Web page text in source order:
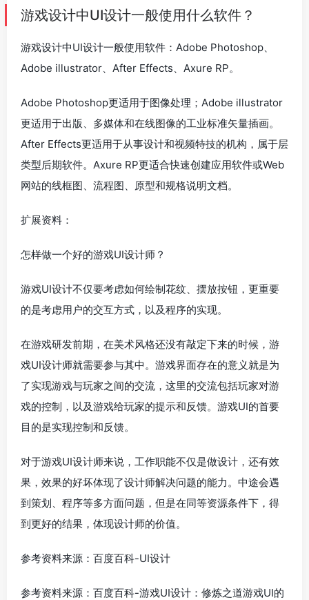
游戏设计中UI设计一般使用什么软件？
游戏设计中UI设计一般使用软件：Adobe Photoshop、
Adobe illustrator、After Effects、Axure RP。
Adobe Photoshop更适用于图像处理；Adobe illustrator
更适用于出版、多媒体和在线图像的工业标准矢量插画。
After Effects更适用于从事设计和视频特技的机构，属于层
类型后期软件。Axure RP更适合快速创建应用软件或Web
网站的线框图、流程图、原型和规格说明文档。
扩展资料：
怎样做一个好的游戏UI设计师？
游戏UI设计不仅要考虑如何绘制花纹、摆放按钮，更重要
的是考虑用户的交互方式，以及程序的实现。
在游戏研发前期，在美术风格还没有敲定下来的时候，游
戏UI设计师就需要参与其中。游戏界面存在的意义就是为
了实现游戏与玩家之间的交流，这里的交流包括玩家对游
戏的控制，以及游戏给玩家的提示和反馈。游戏UI的首要
目的是实现控制和反馈。
对于游戏UI设计师来说，工作职能不仅是做设计，还有效
果，效果的好坏体现了设计师解决问题的能力。中途会遇
到策划、程序等多方面问题，但是在同等资源条件下，得
到更好的结果，体现设计师的价值。
参考资料来源：百度百科-UI设计
参考资料来源：百度百科-游戏UI设计：修炼之道游戏UI的